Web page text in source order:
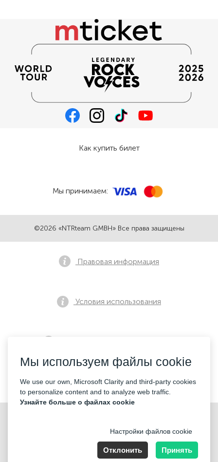
©2026 «NTRteam GMBH» Все права защищены
Как купить билет
Мы принимаем:
Правовая информация
Условия использования
Контакты
Nummer der Firma: 40221 Düsseldorf, Registered address:
Мы используем файлы cookie
We use our own, Microsoft Clarity and third-party cookies
to personalize content and to analyze web traffic.
Узнайте больше о файлах cookie
Настройки файлов cookie
Отклонить Принять